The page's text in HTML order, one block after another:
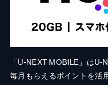
「U-NEXT MOBILE」は
毎月もらえるポイントを活